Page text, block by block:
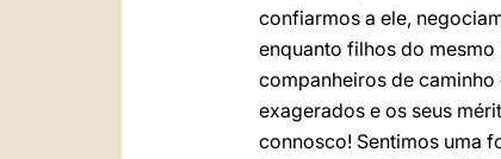
confiarmos a ele,
enquanto filhos do
companheiros de
exagerados e os seus
connosco! Sentimos uma